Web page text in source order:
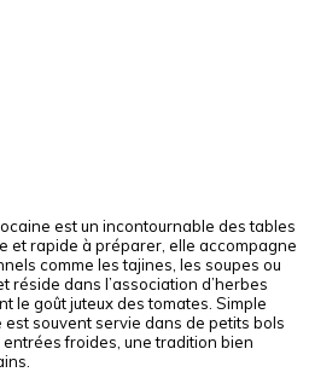
est un incontournable des tables
et rapide à préparer, elle accompagne
comme les tajines, les soupes ou
réside dans l’association d’herbes
le goût juteux des tomates. Simple
souvent servie dans de petits bols
froides, une tradition bien